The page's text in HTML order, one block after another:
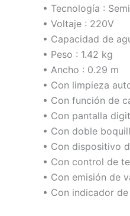
• Tecnología :
• Voltaje : 220V
• Capacidad de
• Peso : 1.42 kg
• Ancho : 0.29 m
• Con limpieza
• Con función de
• Con pantalla
• Con doble
• Con dispositivo
• Con control de
• Con emisión de
• Con indicador